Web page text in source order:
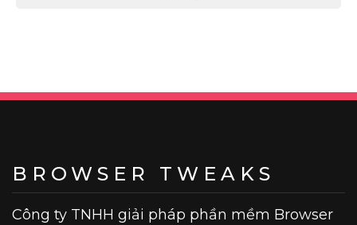
BROWSER TWEAKS
Công ty TNHH giải pháp phần mềm Browser